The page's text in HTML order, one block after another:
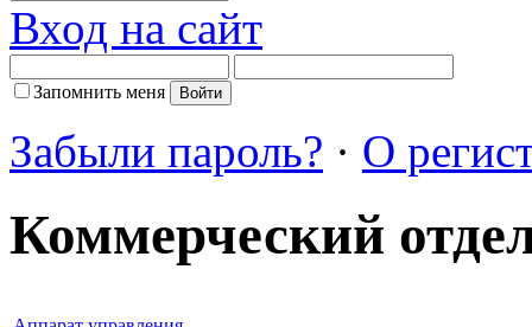
Вход на сайт
Запомнить меня
Забыли пароль? · О
Коммерческий